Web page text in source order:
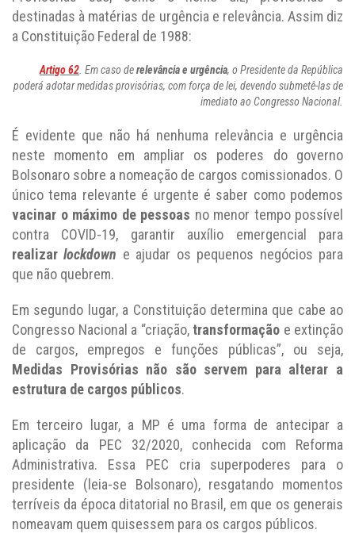
destinadas à matérias de urgência e relevância. Assim diz
a Constituição Federal de 1988:
Artigo 62 . Em caso derelevância e urgência, o Presidente da República
poderá adotar medidas provisórias, com força de lei, devendo submetê-las de
imediato ao Congresso Nacional.
É evidente que não há nenhuma relevância e urgência
neste momento em ampliar os poderes do governo
Bolsonaro sobre a nomeação de cargos comissionados. O
único tema relevante é urgente é saber como podemos
vacinar o máximo de pessoas no menor tempo possível
contra COVID-19, garantir auxílio emergencial para
realizarlockdown e ajudar os pequenos negócios para
que não quebrem.
Em segundo lugar, a Constituição determina que cabe ao
Congresso Nacional a “criação, transformação e extinção
de cargos, empregos e funções públicas”, ou seja,
Medidas Provisórias não são servem para alterar a
estrutura de cargos públicos.
Em terceiro lugar, a MP é uma forma de antecipar a
aplicação da PEC 32/2020, conhecida com Reforma
Administrativa. Essa PEC cria superpoderes para o
presidente (leia-se Bolsonaro), resgatando momentos
terríveis da época ditatorial no Brasil, em que os generais
nomeavam quem quisessem para os cargos públicos.